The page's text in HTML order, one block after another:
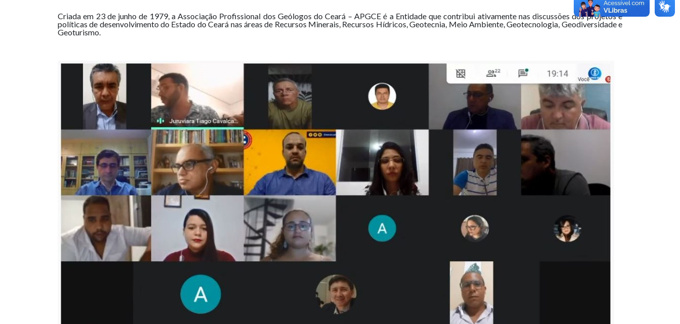
Criada em 23 de junho de 1979, a Associação Profissional dos Geólogos do Ceará – APGCE é a Entidade que contribui ativamente nas discussões dos projetos e
políticas de desenvolvimento do Estado do Ceará nas áreas de Recursos Minerais, Recursos Hídricos, Geotecnia, Meio Ambiente, Geotecnologia, Geodiversidade e
Geoturismo.